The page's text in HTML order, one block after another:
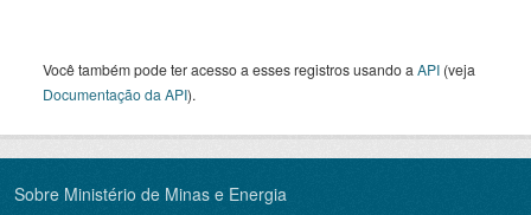
Você também pode ter acesso a esses registros usando a API (veja
Documentação da API).
Sobre Ministério de Minas e Energia